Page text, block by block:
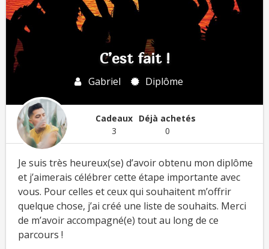
C’est fait !
Gabriel Diplôme
Cadeaux
3
Déjà achetés
0
Je suis très heureux(se) d’avoir obtenu mon diplôme
et j’aimerais célébrer cette étape importante avec
vous. Pour celles et ceux qui souhaitent m’offrir
quelque chose, j’ai créé une liste de souhaits. Merci
de m’avoir accompagné(e) tout au long de ce
parcours !